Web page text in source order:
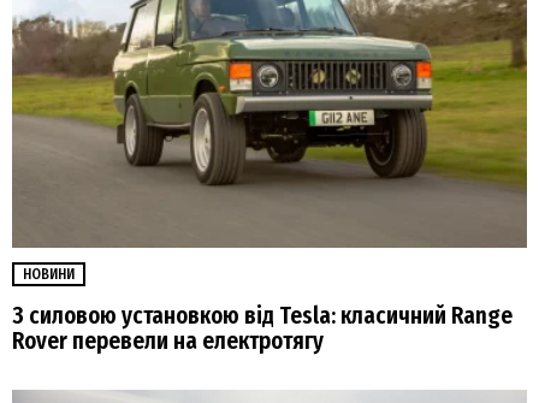
НОВИНИ
З силовою установкою від Tesla: класичний Range
Rover перевели на електротягу